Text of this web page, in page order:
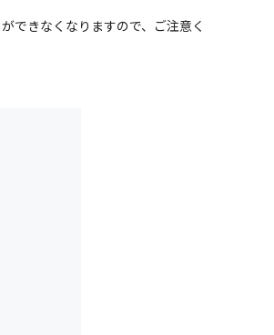
できなくなりますので、ご注意く